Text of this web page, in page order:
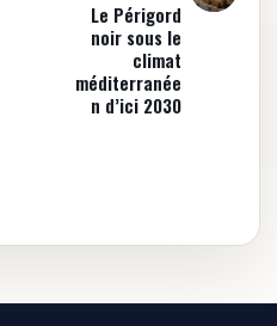
Le Périgord
noir sous le
climat
méditerranée
n d’ici 2030